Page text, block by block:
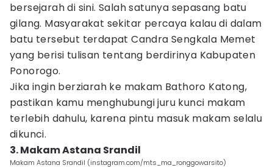
bersejarah di sini. Salah satunya sepasang batu
gilang. Masyarakat sekitar percaya kalau di dalam
batu tersebut terdapat Candra Sengkala Memet
yang berisi tulisan tentang berdirinya Kabupaten
Ponorogo.
Jika ingin berziarah ke makam Bathoro Katong,
pastikan kamu menghubungi juru kunci makam
terlebih dahulu, karena pintu masuk makam selalu
dikunci.
3. Makam Astana Srandil
Makam Astana Srandil (instagram.com/mts_ma_ronggowarsito)